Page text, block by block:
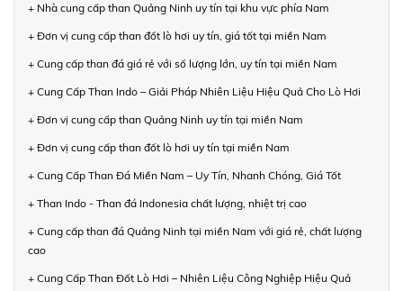
+ Nhà cung cấp than Quảng Ninh uy tín tại khu vực phía Nam
+ Đơn vị cung cấp than đốt lò hơi uy tín, giá tốt tại miền Nam
+ Cung cấp than đá giá rẻ với số lượng lớn, uy tín tại miền Nam
+ Cung Cấp Than Indo – Giải Pháp Nhiên Liệu Hiệu Quả Cho Lò Hơi
+ Đơn vị cung cấp than Quảng Ninh uy tín tại miền Nam
+ Đơn vị cung cấp than đốt lò hơi uy tín tại miền Nam
+ Cung Cấp Than Đá Miền Nam – Uy Tín, Nhanh Chóng, Giá Tốt
+ Than Indo - Than đá Indonesia chất lượng, nhiệt trị cao
+ Cung cấp than đá Quảng Ninh tại miền Nam với giá rẻ, chất lượng
cao
+ Cung Cấp Than Đốt Lò Hơi – Nhiên Liệu Công Nghiệp Hiệu Quả